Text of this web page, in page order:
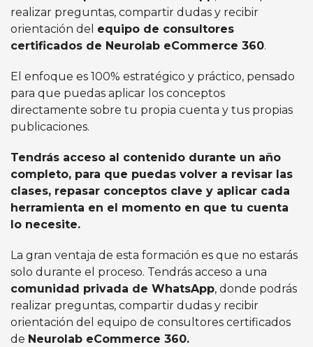
realizar preguntas, compartir dudas y recibir
orientación del equipo de consultores
certificados de Neurolab eCommerce 360.
El enfoque es 100% estratégico y práctico, pensado
para que puedas aplicar los conceptos
directamente sobre tu propia cuenta y tus propias
publicaciones.
Tendrás acceso al contenido durante un año
completo, para que puedas volver a revisar las
clases, repasar conceptos clave y aplicar cada
herramienta en el momento en que tu cuenta
lo necesite.
La gran ventaja de esta formación es que no estarás
solo durante el proceso. Tendrás acceso a una
comunidad privada de WhatsApp, donde podrás
realizar preguntas, compartir dudas y recibir
orientación del equipo de consultores certificados
de Neurolab eCommerce 360.